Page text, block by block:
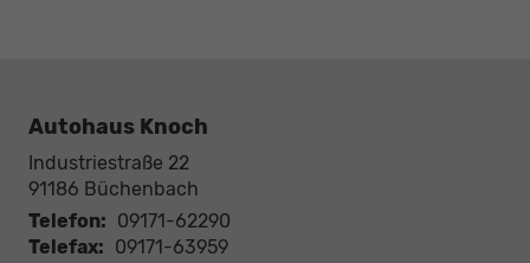
Autohaus Knoch
Industriestraße 22
91186 Büchenbach
Telefon: 09171-62290
Telefax: 09171-63959